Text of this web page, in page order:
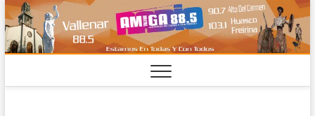
Saltar
al
contenido